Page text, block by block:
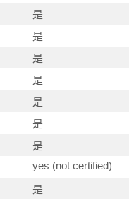
是
是
是
是
是
是
是
yes (not certified)
是